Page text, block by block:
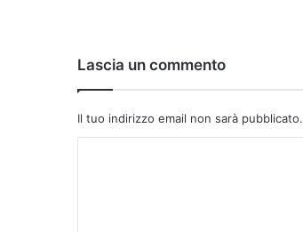
Lascia un commento
Il tuo indirizzo email non sarà pubblicato.